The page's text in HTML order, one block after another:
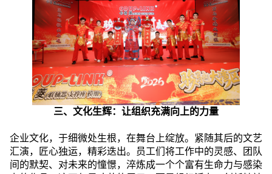
三、文化生辉：让组织充满向上的力量
企业文化，于细微处生根，在舞台上绽放。紧随其后的文艺
汇演，匠心独运，精彩迭出。员工们将工作中的灵感、团队
间的默契、对未来的憧憬，淬炼成一个个富有生命力与感染